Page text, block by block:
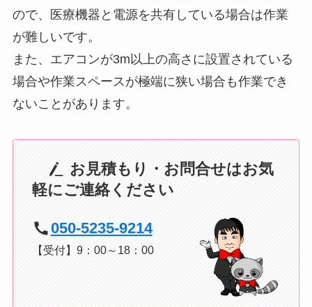
ので、医療機器と電源を共有している場合は作業
が難しいです。
また、エアコンが3m以上の高さに設置されている
場合や作業スペースが極端に狭い場合も作業でき
ないことがあります。
お見積もり・お問合せはお気
軽にご連絡ください
050-5235-9214
【受付】9：00～18：00